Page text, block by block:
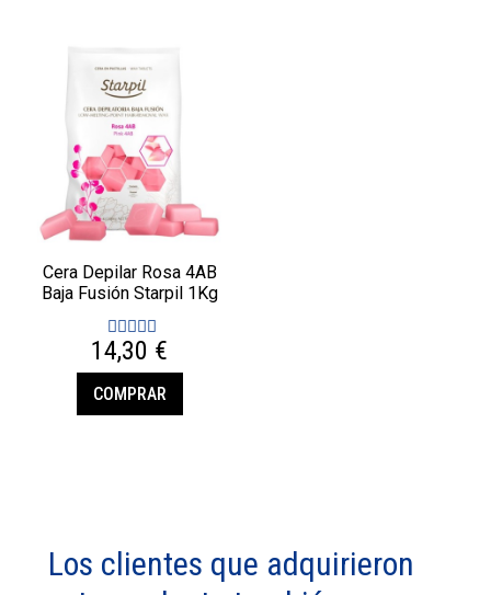
Cera Depilar Rosa 4AB
Baja Fusión Starpil 1Kg
14,30 €
COMPRAR
Los clientes que adquirieron